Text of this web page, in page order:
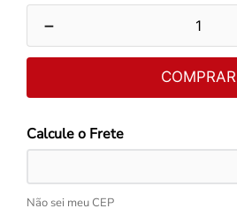
－
COMPRAR
Não sei meu CEP